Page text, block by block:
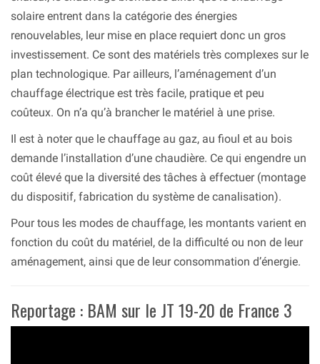
solaire entrent dans la catégorie des énergies
renouvelables, leur mise en place requiert donc un gros
investissement. Ce sont des matériels très complexes sur le
plan technologique. Par ailleurs, l’aménagement d’un
chauffage électrique est très facile, pratique et peu
coûteux. On n’a qu’à brancher le matériel à une prise.
Il est à noter que le chauffage au gaz, au fioul et au bois
demande l’installation d’une chaudière. Ce qui engendre un
coût élevé que la diversité des tâches à effectuer (montage
du dispositif, fabrication du système de canalisation).
Pour tous les modes de chauffage, les montants varient en
fonction du coût du matériel, de la difficulté ou non de leur
aménagement, ainsi que de leur consommation d’énergie.
Reportage : BAM sur le JT 19-20 de France 3